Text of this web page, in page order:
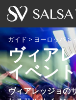
ホーム
イベント
ニュース
ガイド > ヨーロッパ>
ヴィア
イベント
ヴィアレッジョの